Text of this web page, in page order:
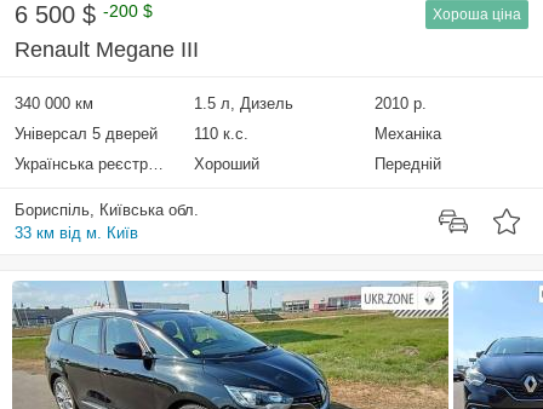
6 500 $ -200 $ Хороша ціна
Renault Megane III
340 000 км 1.5 л, Дизель
2010 р.
Універсал 5 дверей
110 к.с.
Механіка
Українська реєстрація
Хороший Передній
Бориспіль, Київська обл.
33 км від м. Київ